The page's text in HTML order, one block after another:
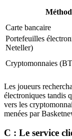
Carte bancaire
Portefeuilles
Neteller)
Cryptomonnaies
Les joueurs
électroniques tandis
vers les
menées par
C : Le service